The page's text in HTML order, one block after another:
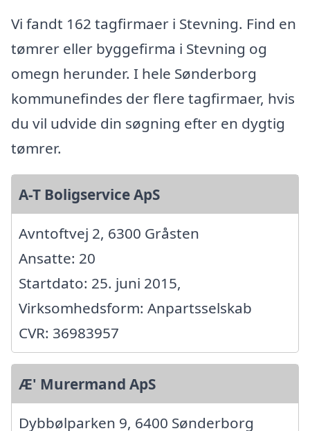
Vi fandt 162 tagfirmaer i Stevning. Find en
tømrer eller byggefirma i Stevning og
omegn herunder. I hele Sønderborg
kommunefindes der flere tagfirmaer, hvis
du vil udvide din søgning efter en dygtig
tømrer.
A-T Boligservice ApS
Avntoftvej 2, 6300 Gråsten
Ansatte: 20
Startdato: 25. juni 2015,
Virksomhedsform: Anpartsselskab
CVR: 36983957
Æ' Murermand ApS
Dybbølparken 9, 6400 Sønderborg